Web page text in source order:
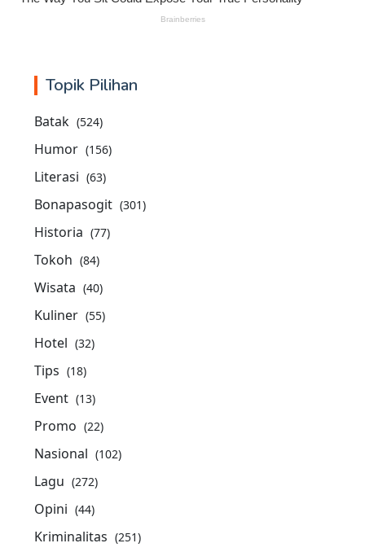
Topik Pilihan
Batak (524)
Humor (156)
Literasi (63)
Bonapasogit (301)
Historia (77)
Tokoh (84)
Wisata (40)
Kuliner (55)
Hotel (32)
Tips (18)
Event (13)
Promo (22)
Nasional (102)
Lagu (272)
Opini (44)
Kriminalitas (251)